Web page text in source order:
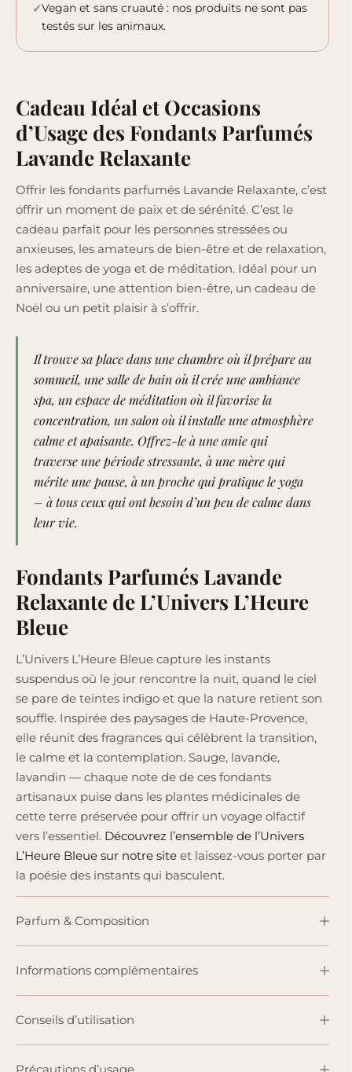
Vegan et sans cruauté : nos produits ne sont pas
testés sur les animaux.
Cadeau Idéal et Occasions
d’Usage des Fondants Parfumés
Lavande Relaxante
Offrir les fondants parfumés Lavande Relaxante, c’est
offrir un moment de paix et de sérénité. C’est le
cadeau parfait pour les personnes stressées ou
anxieuses, les amateurs de bien-être et de relaxation,
les adeptes de yoga et de méditation. Idéal pour un
anniversaire, une attention bien-être, un cadeau de
Noël ou un petit plaisir à s’offrir.
Il trouve sa place dans une chambre où il prépare au
sommeil, une salle de bain où il crée une ambiance
spa, un espace de méditation où il favorise la
concentration, un salon où il installe une atmosphère
calme et apaisante. Offrez-le à une amie qui
traverse une période stressante, à une mère qui
mérite une pause, à un proche qui pratique le yoga
– à tous ceux qui ont besoin d’un peu de calme dans
leur vie.
Fondants Parfumés Lavande
Relaxante de L’Univers L’Heure
Bleue
L’Univers L’Heure Bleue capture les instants
suspendus où le jour rencontre la nuit, quand le ciel
se pare de teintes indigo et que la nature retient son
souffle. Inspirée des paysages de Haute-Provence,
elle réunit des fragrances qui célèbrent la transition,
le calme et la contemplation. Sauge, lavande,
lavandin — chaque note de de ces fondants
artisanaux puise dans les plantes médicinales de
cette terre préservée pour offrir un voyage olfactif
vers l’essentiel. Découvrez l’ensemble de l’Univers
L’Heure Bleue sur notre site et laissez-vous porter par
la poésie des instants qui basculent.
Parfum & Composition
Informations complémentaires
Conseils d’utilisation